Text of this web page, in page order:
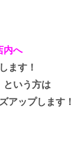
内へ
ます！
という方は
アップします！